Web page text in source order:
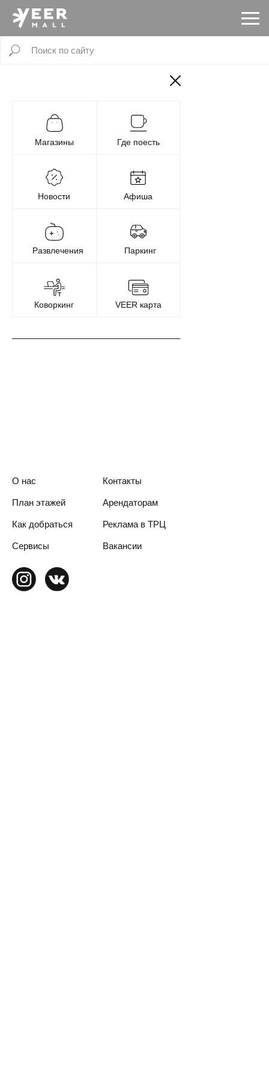
Магазины Где поесть
Новости
Паркинг
Афиша
Развлечения
О нас
План этажей
Как добраться
Арендаторам
Контакты
Реклама в ТРЦ
VEER карта
Коворкинг
Сервисы Вакансии